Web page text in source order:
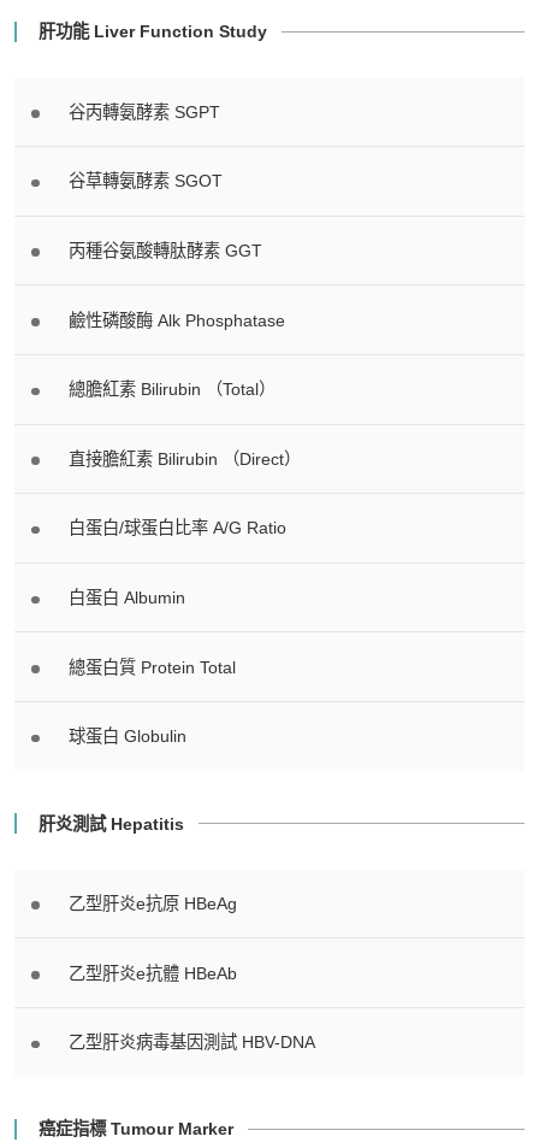
肝功能 Liver Function Study
谷丙轉氨酵素 SGPT
谷草轉氨酵素 SGOT
丙種谷氨酸轉肽酵素 GGT
鹼性磷酸酶 Alk Phosphatase
總膽紅素 Bilirubin （Total）
直接膽紅素 Bilirubin （Direct）
白蛋白/球蛋白比率 A/G Ratio
白蛋白 Albumin
總蛋白質 Protein Total
球蛋白 Globulin
肝炎測試 Hepatitis
乙型肝炎e抗原 HBeAg
乙型肝炎e抗體 HBeAb
乙型肝炎病毒基因測試 HBV-DNA
癌症指標 Tumour Marker